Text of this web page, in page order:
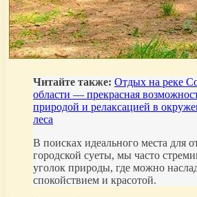
Читайте также: Отдых на реке
области — прекрасная
природой и релаксацией в
леса
В поисках идеального места для
городской суеты, мы часто
уголок природы, где можно
спокойствием и красотой.